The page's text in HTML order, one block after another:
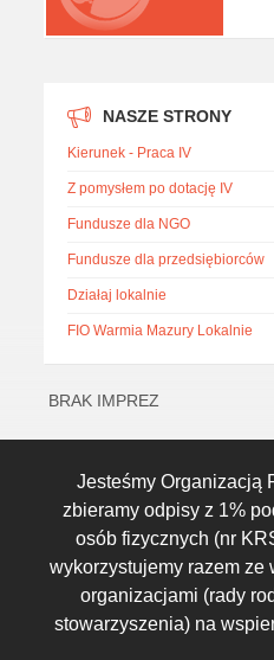
NASZE STRONY
Kierunek - Praca IV
Z pomysłem po dotację IV
Fundusze dla NGO
Fundusze dla przedsiębiorców
Działaj lokalnie
FIO Warmia Mazury Lokalnie
BRAK IMPREZ
Jesteśmy Organizacją
zbieramy odpisy z 1%
osób fizycznych (nr
wykorzystujemy razem ze
organizacjami (rady
stowarzyszenia) na